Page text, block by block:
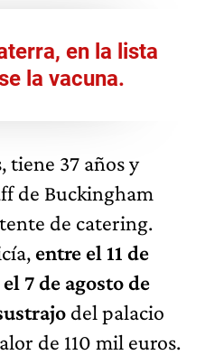
en la lista
la vacuna.
tiene 37 años y
de Buckingham
de catering.
entre el 11 de
7 de agosto de
del palacio
de 110 mil euros.